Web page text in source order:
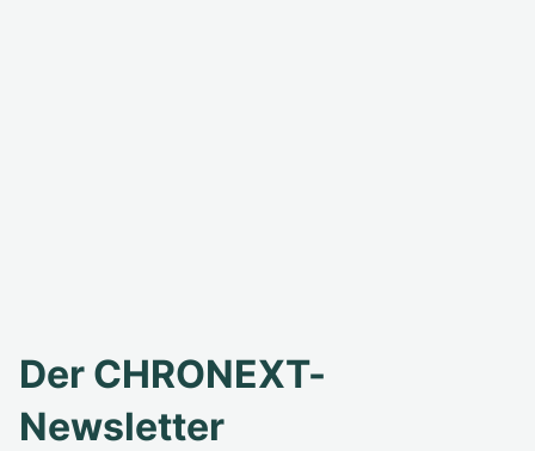
Der CHRONEXT-
Newsletter